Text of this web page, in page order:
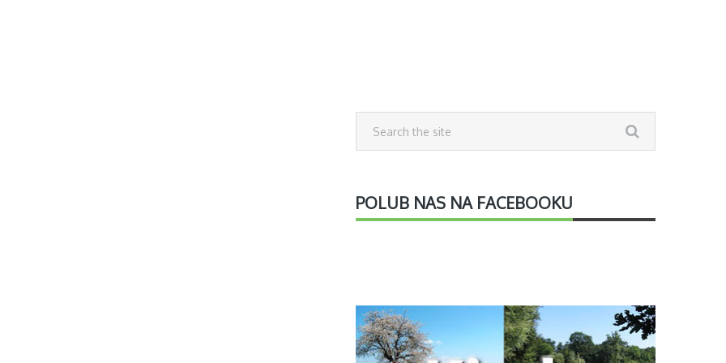
POLUB NAS NA FACEBOOKU